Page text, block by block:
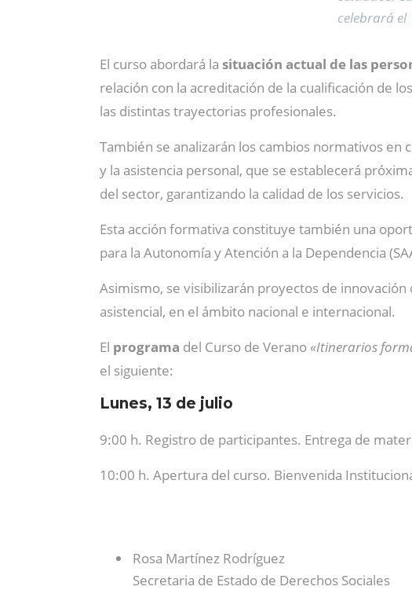
celebrará el
El curso abordará la situación actual de las
relación con la acreditación de la cualificación de
las distintas trayectorias profesionales.
También se analizarán los cambios normativos en
y la asistencia personal, que se establecerá
del sector, garantizando la calidad de los servicios.
Esta acción formativa constituye también una
para la Autonomía y Atención a la Dependencia
Asimismo, se visibilizarán proyectos de
asistencial, en el ámbito nacional e internacional.
El programa del Curso de Verano «Itinerarios
el siguiente:
Lunes, 13 de julio
9:00 h. Registro de participantes. Entrega de
10:00 h. Apertura del curso. Bienvenida
Rosa Martínez Rodríguez
Secretaria de Estado de Derechos Sociales